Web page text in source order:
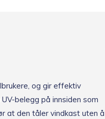
og gir effektiv
belegg på innsiden som
at den tåler vindkast uten å